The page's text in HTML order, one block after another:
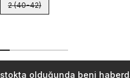
2 (40-42)
olduğunda beni